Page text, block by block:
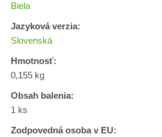
Biela
Jazyková verzia:
Slovenská
Hmotnosť:
0,155 kg
Obsah balenia:
1 ks
Zodpovedná osoba v EU: